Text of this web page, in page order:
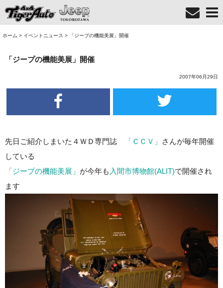
ホーム > イベントニュース > 「ジープの機能美展」開催
「ジープの機能美展」開催
2007年06月29日
先日ご紹介しまいた４ＷＤ専門誌 「ＣＣＶ」
さんが毎年開催
している
「ジープの機能美展」 が今年も 入間市博物館(ALIT)で開催され
ます